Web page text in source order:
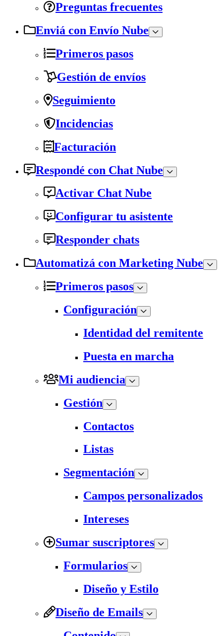
Preguntas frecuentes
Enviá con Envío Nube
Primeros pasos
Gestión de envíos
Seguimiento
Incidencias
Facturación
Respondé con Chat Nube
Activar Chat Nube
Configurar tu asistente
Responder chats
Automatizá con Marketing Nube
Primeros pasos
Configuración
Identidad del remitente
Puesta en marcha
Mi audiencia
Gestión
Contactos
Listas
Segmentación
Campos personalizados
Intereses
Sumar suscriptores
Formularios
Diseño y Estilo
Diseño de Emails